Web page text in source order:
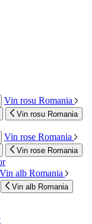
Vin rosu Romania
Vin rosu Romania
Vin rose Romania
Vin rose Romania
Vin alb Romania
Vin alb Romania